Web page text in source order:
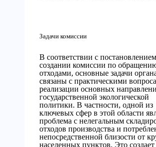
Задачи комиссии
В соответствии с
создании комиссии по
отходами, основные задачи
связаны с практическими
реализации основных
государственной экологической
политики. В частности, одной из
ключевых сфер в этой области
проблема с нелегальным
отходов производства и
непосредственной близости от
населенных пунктов. Это создает